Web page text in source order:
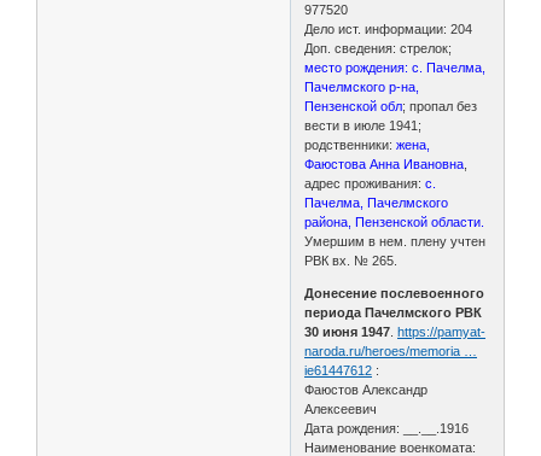
977520
Дело ист. информации: 204
Доп. сведения: стрелок;
место рождения: с. Пачелма,
Пачелмского р-на,
Пензенской обл; пропал без
вести в июле 1941;
родственники:жена,
Фаюстова Анна Ивановна
адрес проживания:с.
Пачелма, Пачелмского
района, Пензенской области.
Умершим в нем. плену учтен
РВК вх. № 265.
Донесение послевоенного
периода Пачелмского РВК
30 июня 1947 .https://pamyat-
naroda.ru/heroes/memoria …
ie61447612 :
Фаюстов Александр
Алексеевич
Дата рождения: __.__.1916
Наименование военкомата: